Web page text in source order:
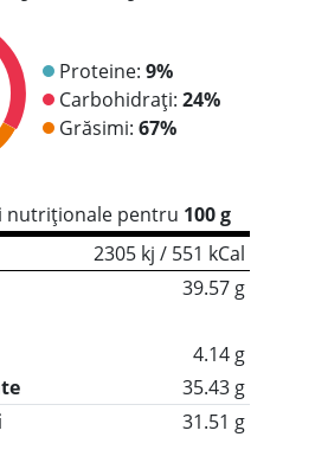
Proteine: 9%
Carbohidrați: 24%
Grăsimi: 67%
nutriționale pentru 100 g
2305 kj / 551 kCal
39.57 g
4.14 g
35.43 g
31.51 g